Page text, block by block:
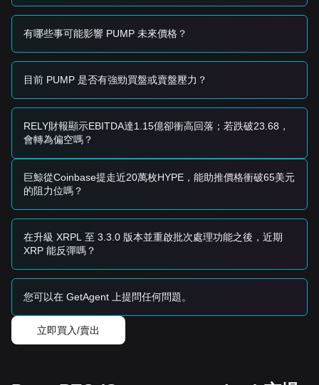
Conservative Investors
入。
之上後再順勢跟進。
Trend Investors
• 如果 PUMP 價格突破$0.000000000085
漲趨勢。
Long-term Investors
• 只要市場保持在
系統的成熟，中長期結構保持完整，具備升值潛力。
Trends Summary
Market Insights
Market Outlook
如果 PUMP 價格突破
$0.000000000110。相反，如果跌破$0.000000000062，下
Market Consensus
整理，但只要維持
$0.000000000062
勢預計將保持穩定至看漲
有哪些事可能影響 PUMP 未來價格？
目前 PUMP 是否有強勁買盤或賣盤壓力？
RELY財報顯示EBITDA達1.15億卻衝高回落；若跌破23.68，
會轉為偏空嗎？
巨鯨從Coinbase提走近20萬枚HYPE，能助推價格衝破65美元
的阻力位嗎？
在升級 XRPL 至 3.3.0 版本並重啟批次處理功能之後，近期
XRP 能反彈嗎？
您可以在 GetAgent 上提問任何問題。
立即買入/賣出